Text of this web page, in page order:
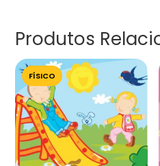
Produtos
FÍSICO